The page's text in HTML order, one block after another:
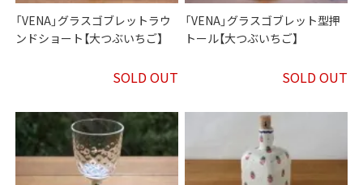
「VENA」グラスゴブレットラウ
ンドショート【大つぶいちご】
SOLD OUT
「VENA」グラスゴブレット型押
トール【大つぶいちご】
SOLD OUT